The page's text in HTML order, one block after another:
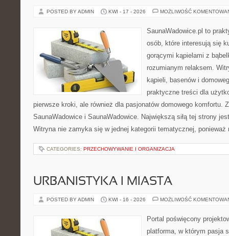
POSTED BY ADMIN KWI - 17 - 2026 MOŻLIWOŚĆ
SaunaWadowice.pl to
osób, które interesują się
gorącymi kąpielami z
rozumianym relaksem.
kąpieli, basenów i
praktyczne treści dla
pierwsze kroki, ale również dla pasjonatów domowego komfortu.
SaunaWadowice i SaunaWadowice. Największą siłą tej strony
Witryna nie zamyka się w jednej kategorii tematycznej,
CATEGORIES: PRZECHOWYWANIE I ORGANIZACJA
URBANISTYKA I MIASTA
POSTED BY ADMIN KWI - 16 - 2026 MOŻLIWOŚĆ
Portal poświęcony
platforma, w którym pasja